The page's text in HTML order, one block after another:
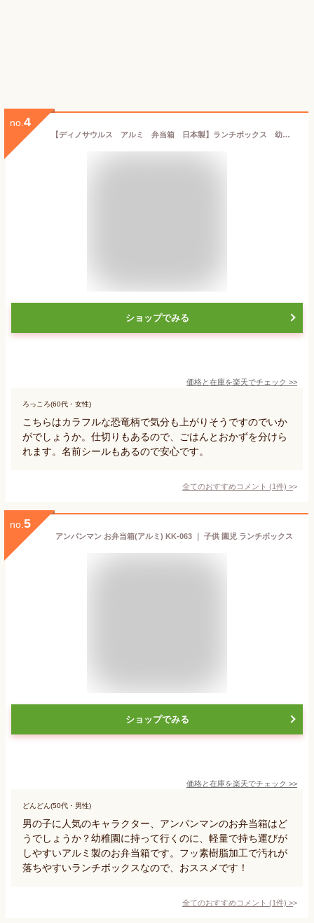
no. 4
【ディノサウルス アルミ 弁当箱 日本製】ランチボックス 幼稚園 ピクニック キャラクター グッズ アルミ製 保温庫 小判 男の子 男児 弁当 お弁当 おべんとう ランチBOX ジュラシックワールド 恐竜 トリケラトプス 恐竜グッズ ティラノザウルス 恐竜柄
ショップでみる
価格と在庫を楽天でチェック >>
ろっころ(60代・女性)
こちらはカラフルな恐竜柄で気分も上がりそうですのでいか
がでしょうか。仕切りもあるので、ごはんとおかずを分けら
れます。名前シールもあるので安心です。
全てのおすすめコメント (1件) >
no. 5
アンパンマン お弁当箱(アルミ) KK-063 ｜ 子供 園児 ランチボックス
ショップでみる
価格と在庫を楽天でチェック >>
どんどん(50代・男性)
男の子に人気のキャラクター、アンパンマンのお弁当箱はど
うでしょうか？幼稚園に持って行くのに、軽量で持ち運びが
しやすいアルミ製のお弁当箱です。フッ素樹脂加工で汚れが
落ちやすいランチボックスなので、おススメです！
全てのおすすめコメント (1件) >